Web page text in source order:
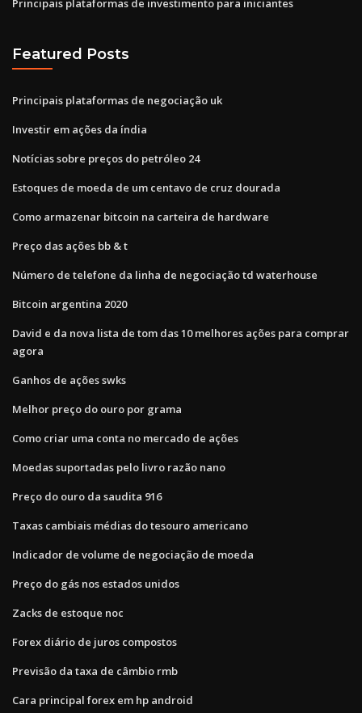
Principais plataformas de investimento para iniciantes
Featured Posts
Principais plataformas de negociação uk
Investir em ações da índia
Notícias sobre preços do petróleo 24
Estoques de moeda de um centavo de cruz dourada
Como armazenar bitcoin na carteira de hardware
Preço das ações bb & t
Número de telefone da linha de negociação td waterhouse
Bitcoin argentina 2020
David e da nova lista de tom das 10 melhores ações para comprar
agora
Ganhos de ações swks
Melhor preço do ouro por grama
Como criar uma conta no mercado de ações
Moedas suportadas pelo livro razão nano
Preço do ouro da saudita 916
Taxas cambiais médias do tesouro americano
Indicador de volume de negociação de moeda
Preço do gás nos estados unidos
Zacks de estoque noc
Forex diário de juros compostos
Previsão da taxa de câmbio rmb
Cara principal forex em hp android